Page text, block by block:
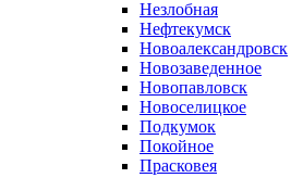
Незлобная
Нефтекумск
Новоалександровск
Новозаведенное
Новопавловск
Новоселицкое
Подкумок
Покойное
Прасковея